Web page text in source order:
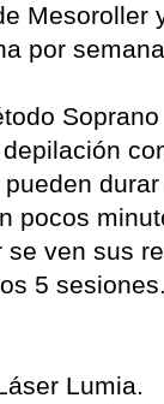
Mesoroller
por
Soprano
pocos
ven sus
5
Lumia.